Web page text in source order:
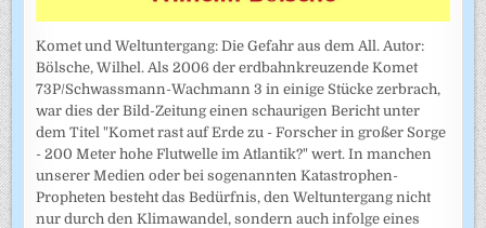
Komet und Weltuntergang: Die Gefahr aus dem All. Autor:
Bölsche, Wilhel. Als 2006 der erdbahnkreuzende Komet
73P/Schwassmann-Wachmann 3 in einige Stücke zerbrach,
war dies der Bild-Zeitung einen schaurigen Bericht unter
dem Titel "Komet rast auf Erde zu - Forscher in großer Sorge
- 200 Meter hohe Flutwelle im Atlantik?" wert. In manchen
unserer Medien oder bei sogenannten Katastrophen-
Propheten besteht das Bedürfnis, den Weltuntergang nicht
nur durch den Klimawandel, sondern auch infolge eines